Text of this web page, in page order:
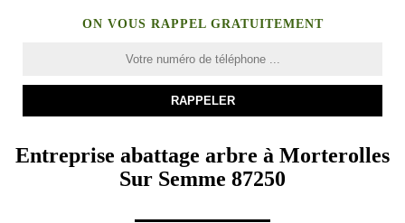
ON VOUS RAPPEL GRATUITEMENT
Entreprise abattage arbre à Morterolles
Sur Semme 87250